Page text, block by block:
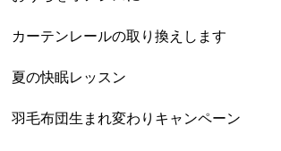
カーテンレールの取り換えします
夏の快眠レッスン
羽毛布団生まれ変わりキャンペーン